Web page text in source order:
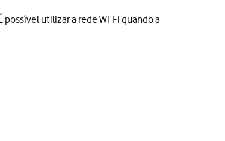
utilizar a rede Wi-Fi quando a